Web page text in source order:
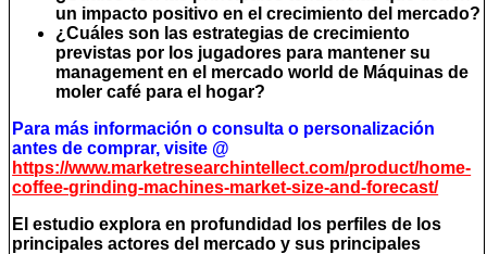
un impacto positivo en el crecimiento del mercado?
¿Cuáles son las estrategias de crecimiento
previstas por los jugadores para mantener su
management en el mercado world de Máquinas de
moler café para el hogar?
Para más información o consulta o personalización
antes de comprar, visite @
https://www.marketresearchintellect.com/product/home-
coffee-grinding-machines-market-size-and-forecast/
El estudio explora en profundidad los perfiles de los
principales actores del mercado y sus principales